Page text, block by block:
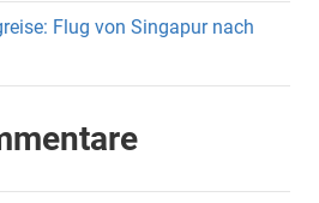
Flug von Singapur nach